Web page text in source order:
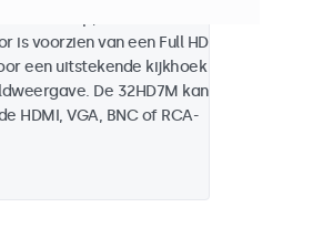
is voorzien van een Full HD
een uitstekende kijkhoek
De 32HD7M kan
HDMI, VGA, BNC of RCA-